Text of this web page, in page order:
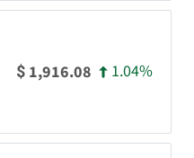
$ 1,916.08 1.04%